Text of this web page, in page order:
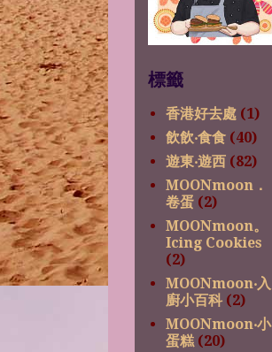
標籤
香港好去處 (1)
飲飲‧食食 (40)
遊東‧遊西 (82)
MOONmoon．
卷蛋 (2)
MOONmoon。
Icing Cookies
(2)
MOONmoon‧入
廚小百科 (2)
MOONmoon‧小
蛋糕 (20)